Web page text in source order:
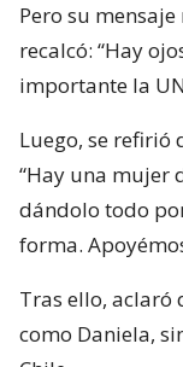
Pero su
recalcó: “Hay
importante la
Luego, se refirió
“Hay una mujer
dándolo todo
forma.
Tras ello, aclaró
como Daniela,